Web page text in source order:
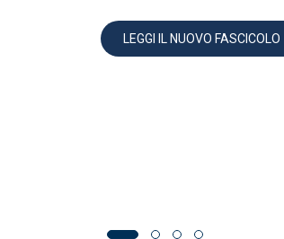
LEGGI IL NUOVO FASCICOLO